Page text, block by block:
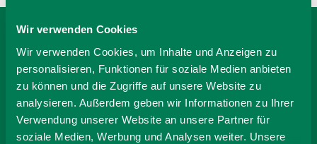
Wir verwenden Cookies
Wir verwenden Cookies, um Inhalte und Anzeigen zu
personalisieren, Funktionen für soziale Medien anbieten
zu können und die Zugriffe auf unsere Website zu
analysieren. Außerdem geben wir Informationen zu Ihrer
Verwendung unserer Website an unsere Partner für
soziale Medien, Werbung und Analysen weiter. Unsere
BEI QUARTIER AM
SCHLIERSEE BUCHEN
-